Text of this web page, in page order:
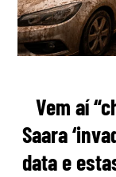
Vem aí
Saara
data e